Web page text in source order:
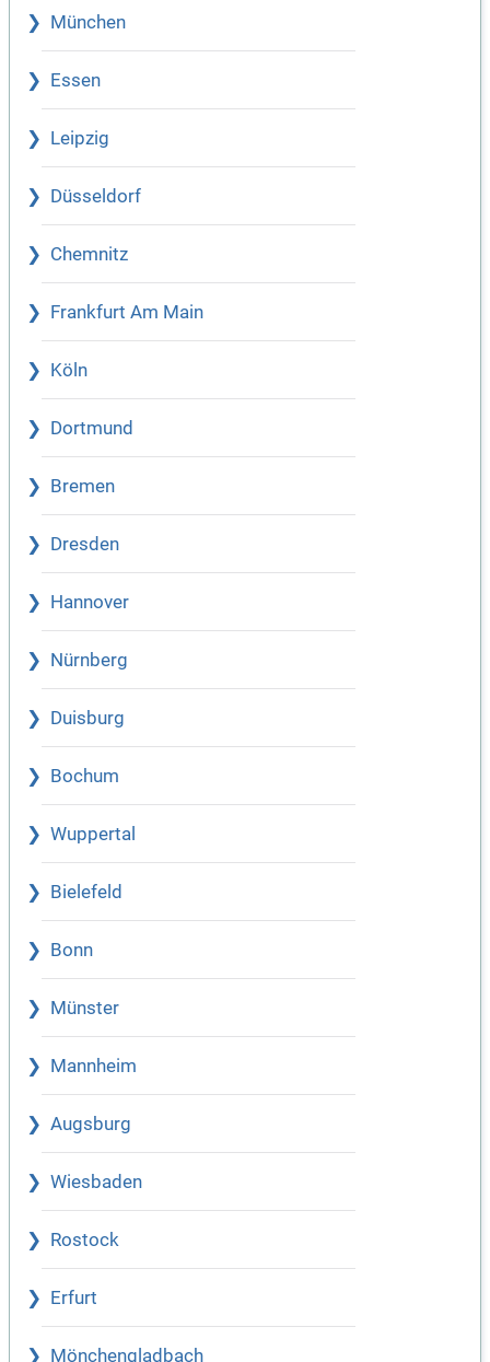
München
Essen
Leipzig
Düsseldorf
Chemnitz
Frankfurt Am Main
Köln
Dortmund
Bremen
Dresden
Hannover
Nürnberg
Duisburg
Bochum
Wuppertal
Bielefeld
Bonn
Münster
Mannheim
Augsburg
Wiesbaden
Rostock
Erfurt
Mönchengladbach